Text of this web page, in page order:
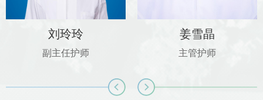
刘玲玲
副主任护师
姜雪晶
主管护师